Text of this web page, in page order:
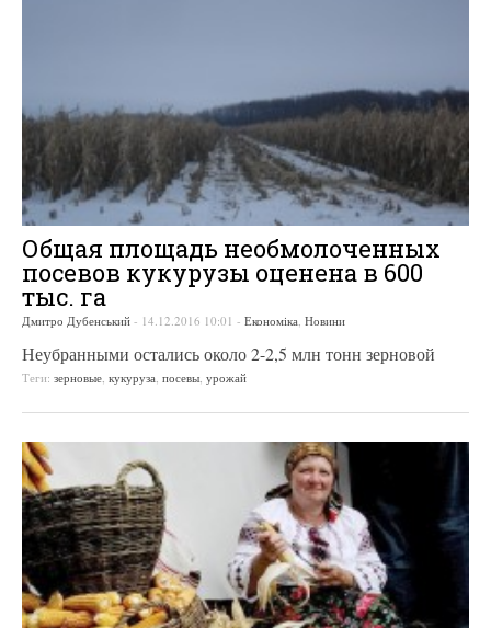
Общая площадь необмолоченных
посевов кукурузы оценена в 600
тыс. га
Дмитро Дубенський - 14.12.2016 10:01 - Економіка, Новини
Неубранными остались около 2-2,5 млн тонн зерновой
Теги: зерновые, кукуруза, посевы, урожай